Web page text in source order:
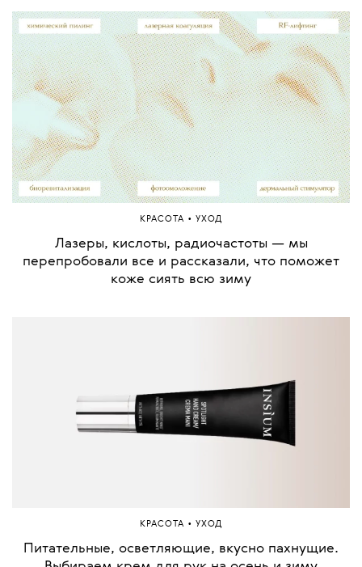
КРАСОТА • УХОД
Лазеры, кислоты, радиочастоты — мы
перепробовали все и рассказали, что поможет
коже сиять всю зиму
КРАСОТА • УХОД
Питательные, осветляющие, вкусно пахнущие.